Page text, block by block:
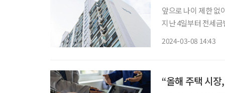
앞으로 나이 제한 없이
지난 4일부터 전세금반
2024-03-08 14:43
“올해 주택 시장